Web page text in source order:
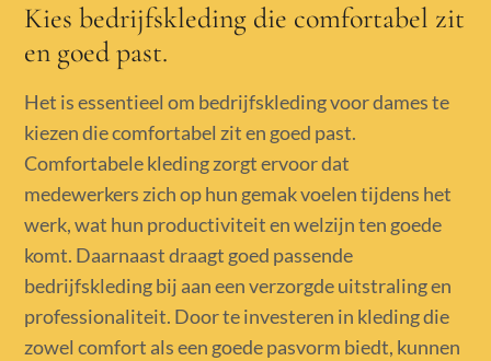
Kies bedrijfskleding die comfortabel zit
en goed past.
Het is essentieel om bedrijfskleding voor dames te
kiezen die comfortabel zit en goed past.
Comfortabele kleding zorgt ervoor dat
medewerkers zich op hun gemak voelen tijdens het
werk, wat hun productiviteit en welzijn ten goede
komt. Daarnaast draagt goed passende
bedrijfskleding bij aan een verzorgde uitstraling en
professionaliteit. Door te investeren in kleding die
zowel comfort als een goede pasvorm biedt, kunnen